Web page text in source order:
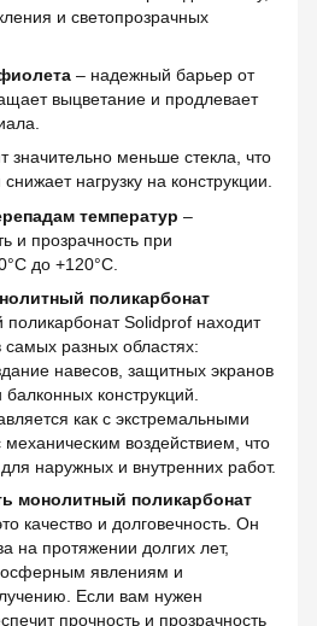
и светопрозрачных
– надежный барьер от
выцветание и продлевает
значительно меньше стекла, что
нагрузку на конструкции.
температур –
и прозрачность при
до +120°C.
поликарбонат
Solidprof находит
разных областях:
навесов, защитных экранов
конструкций.
как с экстремальными
воздействием, что
наружных и внутренних работ.
монолитный поликарбонат
качество и долговечность. Он
на протяжении долгих лет,
явлениям и
Если вам нужен
прочность и прозрачность